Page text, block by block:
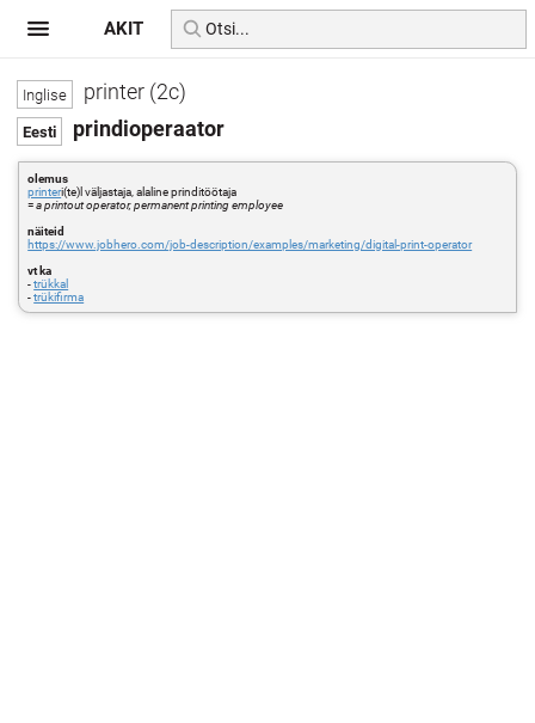
printer (2c)
prindioperaator
olemus
printeri(te)l väljastaja, alaline prinditöötaja
=a printout operator, permanent printing employee
näiteid
https://www.jobhero.com/job-description/examples/marketing/digital-print-operator
vt ka
-trükkal
-trükifirma
AKIT